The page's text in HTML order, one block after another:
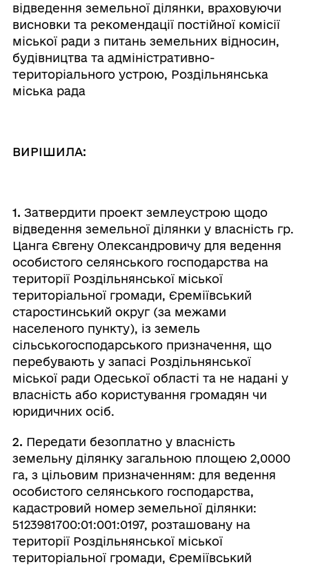
відведення земельної ділянки, враховуючи
висновки та рекомендації постійної комісії
міської ради з питань земельних відносин,
будівництва та адміністративно-
територіального устрою, Роздільнянська
міська рада
ВИРІШИЛА:
1. Затвердити проект землеустрою щодо
відведення земельної ділянки у власність гр.
Цанга Євгену Олександровичу для ведення
особистого селянського господарства на
території Роздільнянської міської
територіальної громади, Єреміївський
старостинський округ (за межами
населеного пункту), із земель
сільськогосподарського призначення, що
перебувають у запасі Роздільнянської
міської ради Одеської області та не надані у
власність або користування громадян чи
юридичних осіб.
2. Передати безоплатно у власність
земельну ділянку загальною площею 2,0000
га, з цільовим призначенням: для ведення
особистого селянського господарства,
кадастровий номер земельної ділянки:
5123981700:01:001:0197, розташовану на
території Роздільнянської міської
територіальної громади, Єреміївський